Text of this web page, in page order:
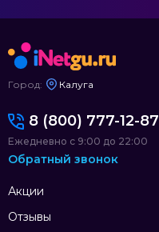
Город: Калуга
Акции
Отзывы
8 (800) 777-12-87
Ежедневно с 9:00 до 22:00
Обратный звонок